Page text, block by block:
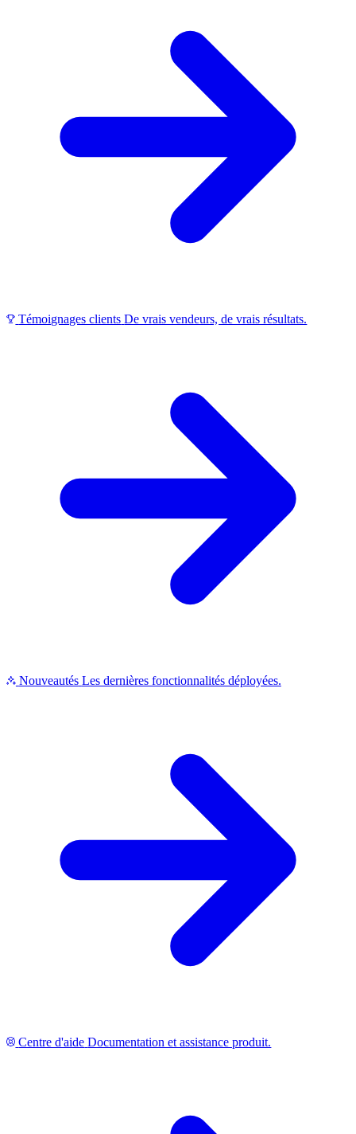
Témoignages clients De vrais vendeurs, de vrais résultats.
Nouveautés Les dernières fonctionnalités déployées.
Centre d'aide Documentation et assistance produit.